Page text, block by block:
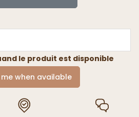
le produit est disponible
when available